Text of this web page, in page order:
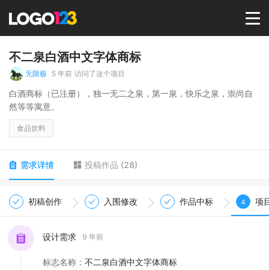
首页
选择套餐→
商标版权
LOGO
不二泉白酒中文字体商标
无限极 5 年前 访问了这个项目
白酒商标（已注册），独一无二之泉，第一泉，快乐之泉，崇尚自
然等等寓意。
食品饮料
需求详情 投稿作品 (28)
初稿创作 入围修改 作品中标 4 项
设计需求 9 年前
标志名称 ： 不二泉白酒中文字体商标